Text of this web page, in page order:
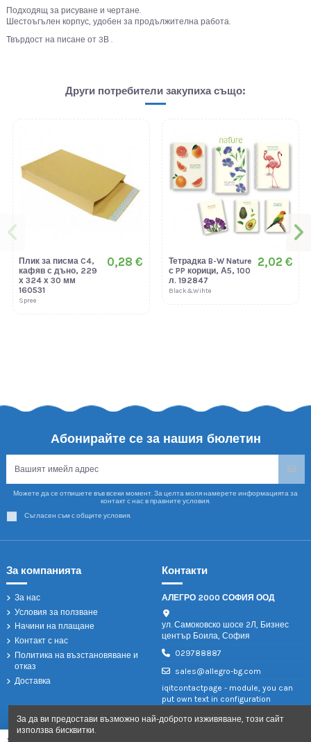
Подходящ за рисуване и чертане.
Шестоъгълен корпус, удобен за продължителна работа.
Твърдост на писане от 3В .
Други потребители закупиха също:
Плик за писма C4,
кафяв с дъно, 229
х 324 х 30 мм
160531
Spree
0,28 €
Тетрадка B-W Nature
с PP корици, А5, 100
л. 192847
Black&Wihte
2,02 €
Абонирайте се за нашия бюлетин
Можете да се отпишете във всеки момент. За целта моля намерете информацията за
контакт с нас в правните условия.
Съгласен съм с общите условия.
За компанията
За нас
Условия за ползване
Начини на плащане
Контакт с нас
Политика на възстановяване и
отказ
Доставка
Контакти
АЛЕГРО 2000 СОФИЯ ООД
ул. Самоковско шосе 2Л, Бизнес
център Боила, София
029788887
sales@allegro-bg.com
iqitcontactpage - module, you can
put own text in configuration
За да ви предостави възможно най-доброто изживяване, този сайт
използва бисквитки.